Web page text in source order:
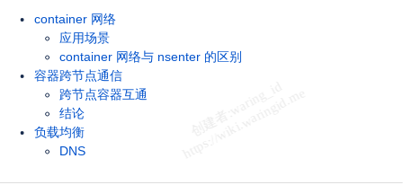
container 网络
应用场景
container 网络与 nsenter 的区别
容器跨节点通信
跨节点容器互通
结论
负载均衡
DNS